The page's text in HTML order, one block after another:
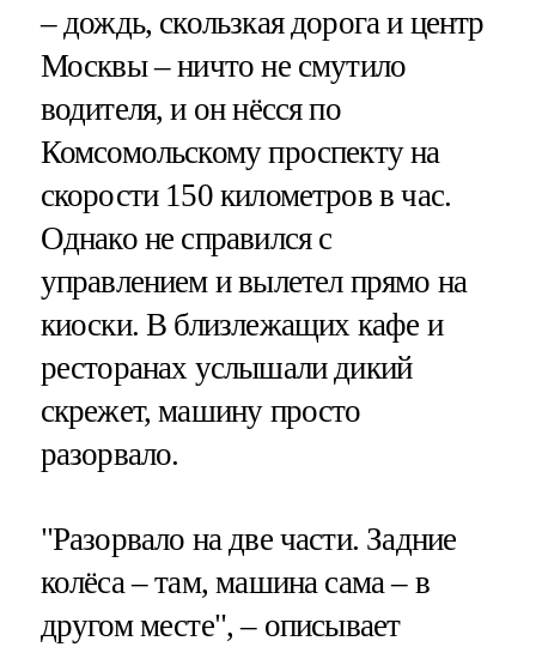
– дождь, скользкая дорога и центр
Москвы – ничто не смутило
водителя, и он нёсся по
Комсомольскому проспекту на
скорости 150 километров в час.
Однако не справился с
управлением и вылетел прямо на
киоски. В близлежащих кафе и
ресторанах услышали дикий
скрежет, машину просто
разорвало.
"Разорвало на две части. Задние
колёса – там, машина сама – в
другом месте", – описывает